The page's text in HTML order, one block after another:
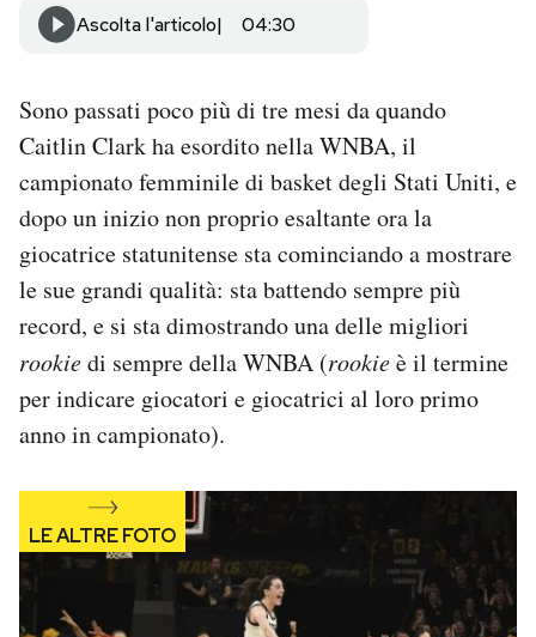
AREA PERSONALE
Newsletter
Notifiche mobile
Regala il Post
Hai bisogno di aiuto?
Esci
Ascolta l'articolo 04:30
Sono passati poco più di tre mesi da quando
Caitlin Clark ha esordito nella WNBA, il
campionato femminile di basket degli Stati Uniti, e
dopo un inizio non proprio esaltante ora la
giocatrice statunitense sta cominciando a mostrare
le sue grandi qualità: sta battendo sempre più
record, e si sta dimostrando una delle migliori
rookiedi sempre della WNBA (rookieè il termine
per indicare giocatori e giocatrici al loro primo
anno in campionato).